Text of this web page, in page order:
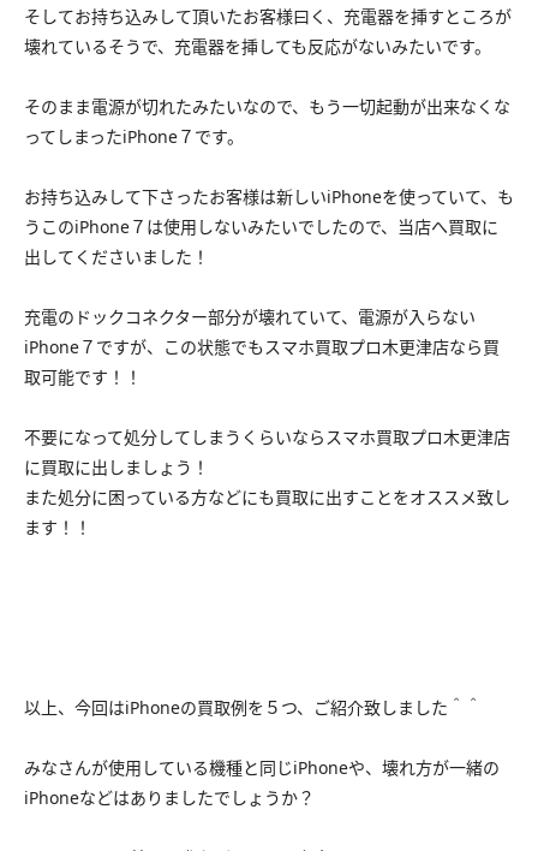
そしてお持ち込みして頂いたお客様曰く、充電器を挿すところが
壊れているそうで、充電器を挿しても反応がないみたいです。
そのまま電源が切れたみたいなので、もう一切起動が出来なくな
ってしまったiPhone７です。
お持ち込みして下さったお客様は新しいiPhoneを使っていて、も
うこのiPhone７は使用しないみたいでしたので、当店へ買取に
出してくださいました！
充電のドックコネクター部分が壊れていて、電源が入らない
iPhone７ですが、この状態でもスマホ買取プロ木更津店なら買
取可能です！！
不要になって処分してしまうくらいならスマホ買取プロ木更津店
に買取に出しましょう！
また処分に困っている方などにも買取に出すことをオススメ致し
ます！！
以上、今回はiPhoneの買取例を５つ、ご紹介致しました＾＾
みなさんが使用している機種と同じiPhoneや、壊れ方が一緒の
iPhoneなどはありましたでしょうか？